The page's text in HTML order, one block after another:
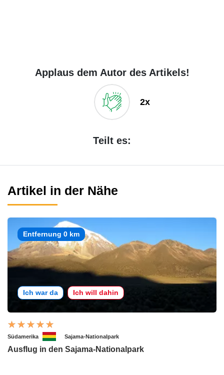
Applaus dem Autor des Artikels!
2x
Teilt es:
Artikel in der Nähe
Entfernung 0 km
Ich war da Ich will dahin
Südamerika Sajama-Nationalpark
Ausflug in den Sajama-Nationalpark